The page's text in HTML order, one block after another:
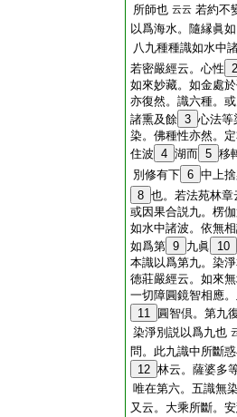
所師也 云云 若約不
以爲海水。隨縁眞
八九種種識如水中
若密嚴經云。心性 2
如來妙藏。如金處
亦復然。識六種。
諸熏及餘 3 心法等
染。佛種性亦然。
住波 4 湖而 5 移
別修有下 6 中上
8 也。若法苑林
或因果合説九。楞
如水中諸波。依無
如爲第 9 九眞
10
本識以爲第九。染
徳莊嚴經云。如來
一切障圓鏡智相應
11
圓智倶。第九
染淨別説以爲九也
問。此九識中所斷
12 林云。薩婆多
唯在第六。五識無
又云。大乘所斷。